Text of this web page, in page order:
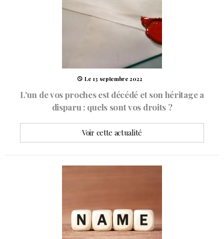
Le 13 septembre 2022
L'un de vos proches est décédé et son héritage a
disparu : quels sont vos droits ?
Voir cette actualité